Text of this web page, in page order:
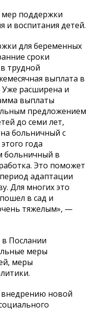
мер поддержки
и воспитания детей.
для беременных
сроки
трудной
выплата в
Уже расширена и
выплаты
предложением
до семи лет,
больничный с
года
больничный в
Это поможет
адаптации
Для многих это
в сад и
тяжелым», —
Послании
меры
меры
внедрению новой